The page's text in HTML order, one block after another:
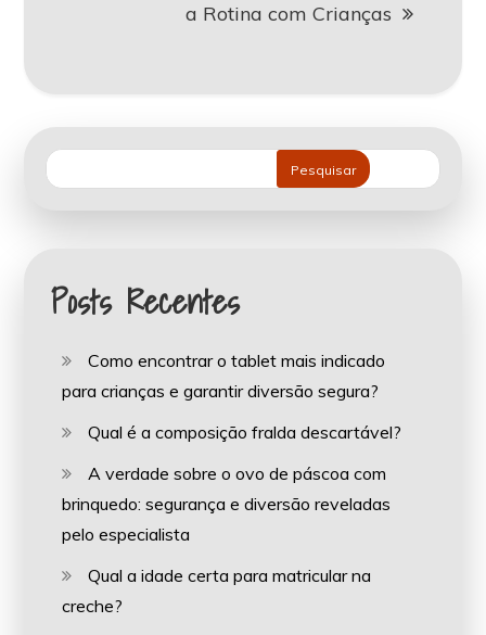
a Rotina com Crianças
Pesquisar
Posts Recentes
Como encontrar o tablet mais indicado
para crianças e garantir diversão segura?
Qual é a composição fralda descartável?
A verdade sobre o ovo de páscoa com
brinquedo: segurança e diversão reveladas
pelo especialista
Qual a idade certa para matricular na
creche?